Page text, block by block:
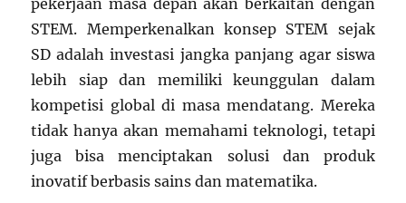
pekerjaan masa depan akan berkaitan dengan
STEM. Memperkenalkan konsep STEM sejak
SD adalah investasi jangka panjang agar siswa
lebih siap dan memiliki keunggulan dalam
kompetisi global di masa mendatang. Mereka
tidak hanya akan memahami teknologi, tetapi
juga bisa menciptakan solusi dan produk
inovatif berbasis sains dan matematika.